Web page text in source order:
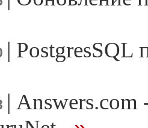
| PostgresSQL
| Answers.com